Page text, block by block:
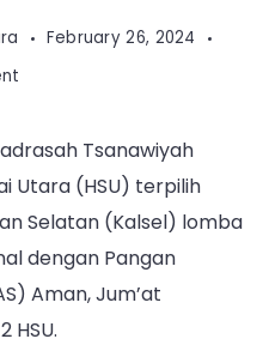
February 26, 2024
HSU
Terpilih
Wakili
Lomba
Kantin
Sehat
Tingkat
Tsanawiyah
Utara (HSU) terpilih
Selatan (Kalsel) lomba
dengan Pangan
Aman, Jum’at
HSU.